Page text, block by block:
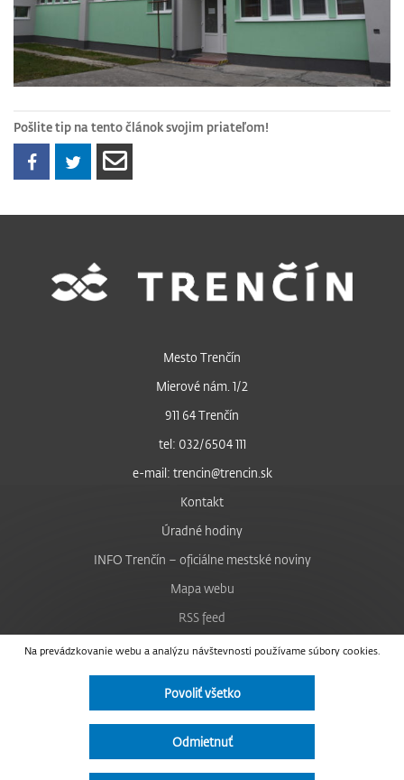
Pošlite tip na tento článok svojim priateľom!
Na prevádzkovanie webu a analýzu návštevnosti používame súbory cookies.
Povoliť všetko
Odmietnuť
Mesto Trenčín
Mierové nám. 1/2
911 64 Trenčín
tel: 032/6504 111
e-mail: trencin@trencin.sk
Kontakt
Úradné hodiny
INFO Trenčín – oficiálne mestské noviny
Mapa webu
RSS feed
Nastavenie cookies
Facebook
Instagram
Vyhlásenie o prístupnosti